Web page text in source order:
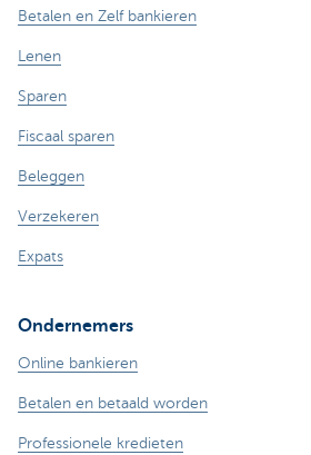
Betalen en Zelf bankieren
Lenen
Sparen
Fiscaal sparen
Beleggen
Verzekeren
Expats
Ondernemers
Online bankieren
Betalen en betaald worden
Professionele kredieten